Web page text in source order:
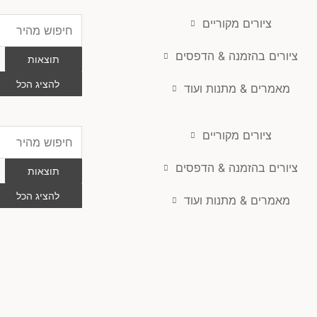
ציורים מקוריים
ציורים בהזמנה & הדפסים
מאמרים & מתנות ועוד
...
תוצאות
להציג הכל
ציורים מקוריים
ציורים בהזמנה & הדפסים
מאמרים & מתנות ועוד
...
תוצאות
להציג הכל